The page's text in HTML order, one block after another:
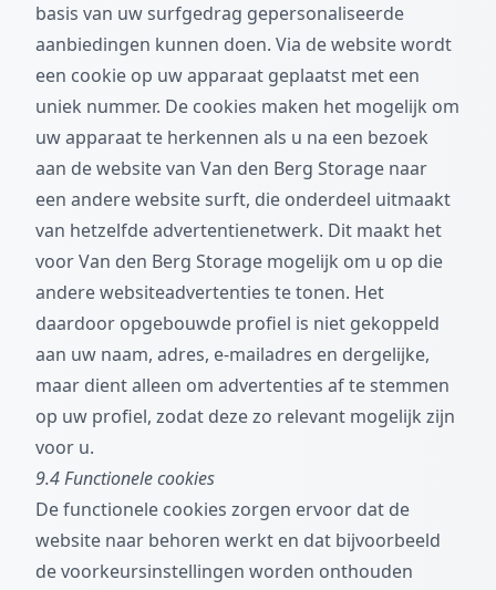
basis van uw surfgedrag gepersonaliseerde
aanbiedingen kunnen doen. Via de website wordt
een cookie op uw apparaat geplaatst met een
uniek nummer. De cookies maken het mogelijk om
uw apparaat te herkennen als u na een bezoek
aan de website van Van den Berg Storage naar
een andere website surft, die onderdeel uitmaakt
van hetzelfde advertentienetwerk. Dit maakt het
voor Van den Berg Storage mogelijk om u op die
andere websiteadvertenties te tonen. Het
daardoor opgebouwde profiel is niet gekoppeld
aan uw naam, adres, e-mailadres en dergelijke,
maar dient alleen om advertenties af te stemmen
op uw profiel, zodat deze zo relevant mogelijk zijn
voor u.
9.4 Functionele cookies
De functionele cookies zorgen ervoor dat de
website naar behoren werkt en dat bijvoorbeeld
de voorkeursinstellingen worden onthouden